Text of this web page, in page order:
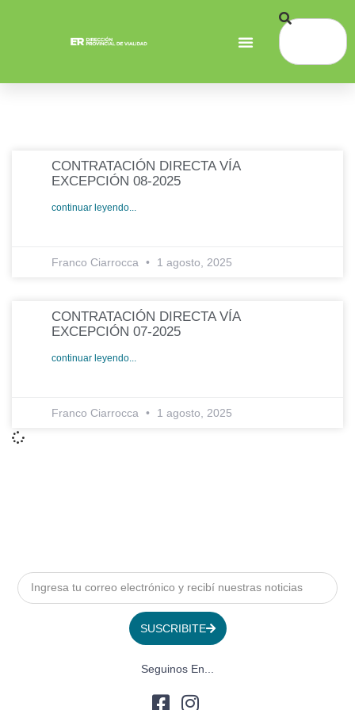
CONTRATACIÓN DIRECTA VÍA
EXCEPCIÓN 08-2025
continuar leyendo...
Franco Ciarrocca 1 agosto, 2025
CONTRATACIÓN DIRECTA VÍA
EXCEPCIÓN 07-2025
continuar leyendo...
Franco Ciarrocca 1 agosto, 2025
SUSCRIBITE
Seguinos En...